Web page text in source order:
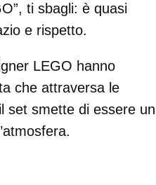
ti sbagli: è quasi
e rispetto.
LEGO hanno
che attraversa le
set smette di essere un